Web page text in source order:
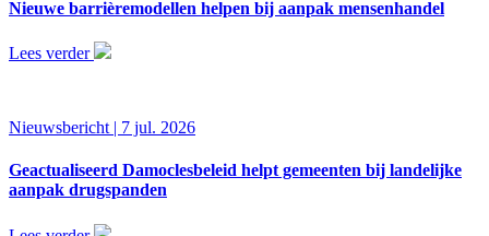
Nieuwe barrièremodellen helpen bij aanpak mensenhandel
Lees verder
Nieuwsbericht | 7 jul. 2026
Geactualiseerd Damoclesbeleid helpt gemeenten bij landelijke
aanpak drugspanden